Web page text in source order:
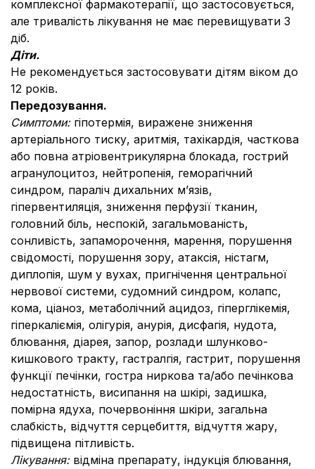
комплексної фармакотерапії, що застосовується,
але тривалість лікування не має перевищувати 3
діб.
Діти.
Не рекомендується застосовувати дітям віком до
12 років.
Передозування.
Симптоми: гіпотермія, виражене зниження
артеріального тиску, аритмія, тахікардія, часткова
або повна атріовентрикулярна блокада, гострий
агранулоцитоз, нейтропенія, геморагічний
синдром, параліч дихальних м’язів,
гіпервентиляція, зниження перфузії тканин,
головний біль, неспокій, загальмованість,
сонливість, запаморочення, марення, порушення
свідомості, порушення зору, атаксія, ністагм,
диплопія, шум у вухах, пригнічення центральної
нервової системи, судомний синдром, колапс,
кома, ціаноз, метаболічний ацидоз, гіперглікемія,
гіперкаліємія, олігурія, анурія, дисфагія, нудота,
блювання, діарея, запор, розлади шлунково-
кишкового тракту, гастралгія, гастрит, порушення
функції печінки, гостра ниркова та/або печінкова
недостатність, висипання на шкірі, задишка,
помірна ядуха, почервоніння шкіри, загальна
слабкість, відчуття серцебиття, відчуття жару,
підвищена пітливість.
Лікування: відміна препарату, індукція блювання,